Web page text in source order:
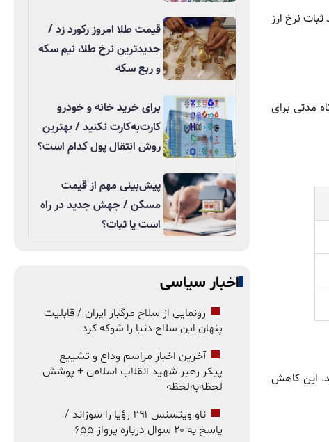
نرخ ارز
کوتاه مدتی برای
افت ۰.۷۱ درصدی از ۱۶,۰۳۰,۷۴۹ تومان به ۱۵,۹۱۷,۸۶۳ تومان رسید. این کاهش
قیمت طلا امروز رکورد زد /
جدیدترین نرخ طلا، نیم سکه
و ربع سکه
برای خرید خانه و خودرو
کارت‌به‌کارت نکنید / بهترین
روش انتقال پول کدام است؟
پیش‌بینی مهم از قیمت
مسکن / جهش جدید در راه
است یا ثبات؟
اخبار سیاسی
رونمایی از سلاح مرگبار ایران / قابلیت
پنهان این سلاح دنیا را شوکه کرد
آخرین اخبار مراسم وداع و تشییع
پیکر رهبر شهید انقلاب اسلامی + پوشش
لحظه‌به‌لحظه
ناو وینسنس ۲۹۱ رؤیا را سوزاند /
پاسخ به ۲۰ سوال درباره پرواز ۶۵۵